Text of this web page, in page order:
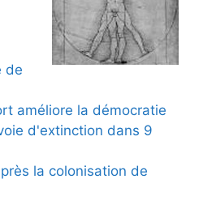
de
améliore la démocratie
d'extinction dans 9
la colonisation de